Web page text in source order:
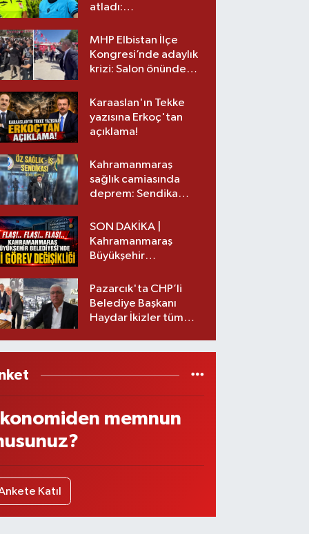
atladı:
üst lige iki transfer!
MHP Elbistan İlçe
Kongresi’nde adaylık
krizi: Salon önünde
Karaaslan'ın Tekke
yazısına Erkoç'tan
açıklama!
Kahramanmaraş
sağlık camiasında
deprem: Sendika
SON DAKİKA |
Kahramanmaraş
Büyükşehir
görev değişikliği!
Pazarcık'ta CHP’li
Belediye Başkanı
Haydar İkizler tüm
memnun
Katıl